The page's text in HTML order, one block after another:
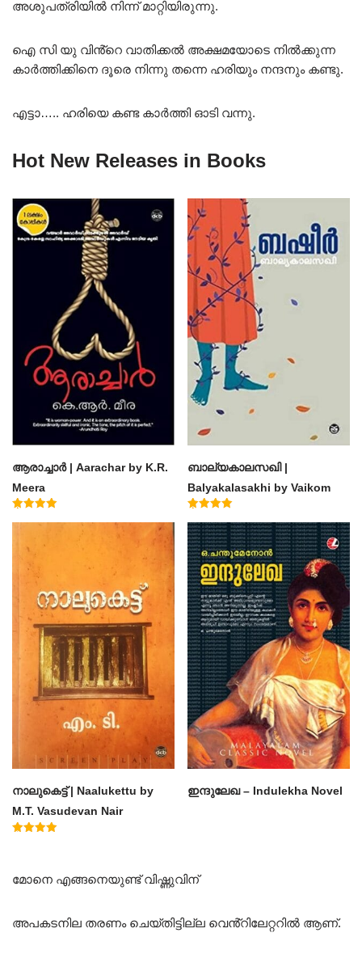
അശുപത്രിയിൽ നിന്ന് മാറ്റിയിരുന്നു.
ഐ സി യു വിൻ്റെ വാതിക്കൽ അക്ഷമയോടെ നിൽക്കുന്ന
കാർത്തിക്കിനെ ദൂരെ നിന്നു തന്നെ ഹരിയും നന്ദനും കണ്ടു.
എട്ടാ….. ഹരിയെ കണ്ട കാർത്തി ഓടി വന്നു.
Hot New Releases in Books
ആരാച്ചാര്‍ | Aarachar by K.R.
Meera
ബാല്യകാലസഖി |
Balyakalasakhi by Vaikom
Muhammad Basheer
4.60
out of 5
നാലുകെട്ട് | Naalukettu by
M.T. Vasudevan Nair
ഇന്ദുലേഖ – Indulekha Novel
മോനെ എങ്ങനെയുണ്ട് വിഷ്ണുവിന്
അപകടനില തരണം ചെയ്തിട്ടില്ല വെൻ്റിലേറ്ററിൽ ആണ്.